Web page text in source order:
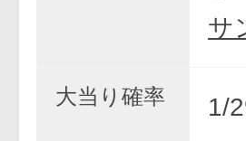
サ
大当り確率
1/